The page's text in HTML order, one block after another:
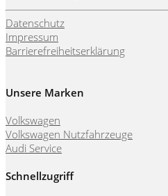
Datenschutz
Impressum
Barrierefreiheitserklärung
Unsere Marken
Volkswagen
Volkswagen Nutzfahrzeuge
Audi Service
Schnellzugriff